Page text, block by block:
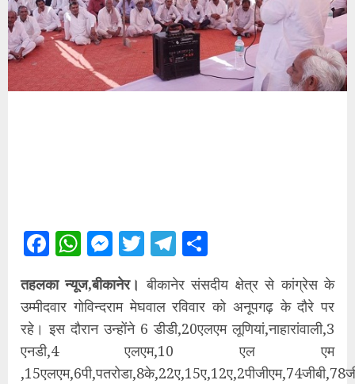
Facebook
WhatsApp
Messenger
TwitterTelegram
तहलका न्यूज,बीकानेर। बीकानेर संसदीय क्षेत्र से कांग्रेस के
उम्मीदवार गोविन्दराम मेघवाल रविवार को अनूपगढ़ के दौरे पर
रहे। इस दौरान उन्होंने 6 डीडी,20एलएम लूणियां,नाहारांवाली,3
एनडी,4 एलएम,10 एल एम